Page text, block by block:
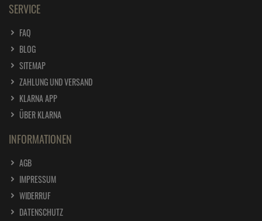
SERVICE
FAQ
BLOG
SITEMAP
ZAHLUNG UND VERSAND
KLARNA APP
ÜBER KLARNA
INFORMATIONEN
AGB
IMPRESSUM
WIDERRUF
DATENSCHUTZ